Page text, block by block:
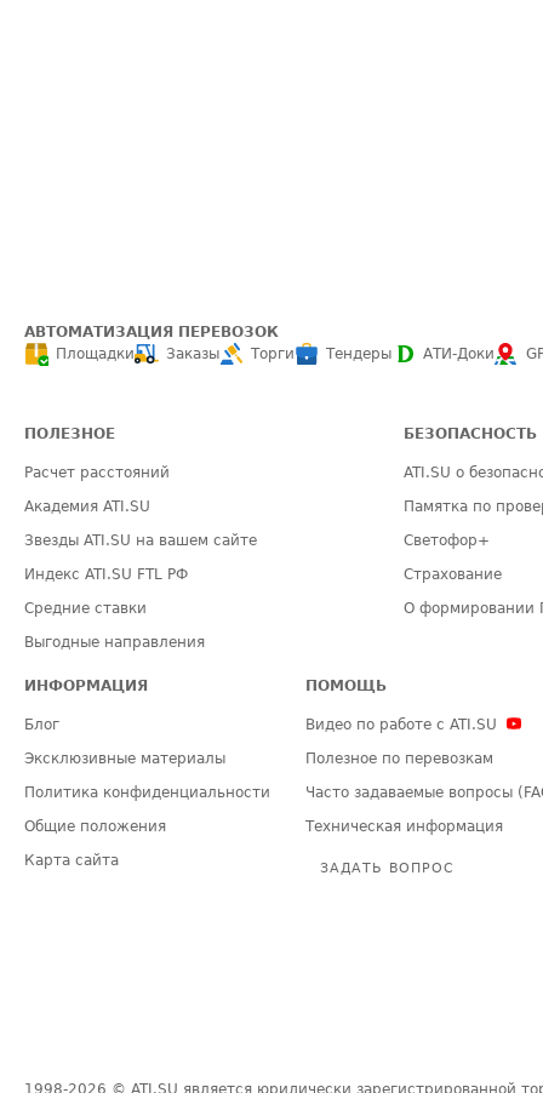
АВТОМАТИЗАЦИЯ ПЕРЕВОЗОК
Площадки
Заказы Торги Тендеры АТИ-Доки
ПОЛЕЗНОЕ
Расчет расстояний
Академия ATI.SU
Звезды ATI.SU на вашем сайте
Индекс ATI.SU FTL РФ
Средние ставки
Выгодные направления
БЕЗОПАСНОСТЬ
ATI.SU о
Памятка по
Светофор+
Страхование
О формировании
ИНФОРМАЦИЯ
Блог
Эксклюзивные материалы
Политика конфиденциальности
Общие положения
Карта сайта
ПОМОЩЬ
Видео по работе с ATI.SU
Полезное по перевозкам
Часто задаваемые вопросы
Техническая информация
ЗАДАТЬ ВОПРОС
1998-2026 © ATI.SU является юридически зарегистрированной